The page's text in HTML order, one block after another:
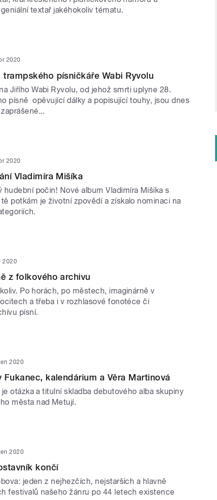
textař jakéhokoliv tématu.
2020
trampského písničkáře Wabi Ryvolu
Jiřího Wabi Ryvolu, od jehož smrti uplyne 28.
písně opěvující dálky a popisující touhy, jsou dnes
2020
Vladimíra Mišíka
hudební počin! Nové album Vladimíra Mišíka s
potkám je životní zpovědí a získalo nominaci na
2020
z folkového archivu
Po horách, po městech, imaginárně v
a třeba i v rozhlasové fonotéce či
písní.
2020
Fukanec, kalendárium a Věra Martinová
otázka a titulní skladba debutového alba skupiny
města nad Metují.
2020
končí
jeden z nejhezčích, nejstarších a hlavně
festivalů našeho žánru po 44 letech existence